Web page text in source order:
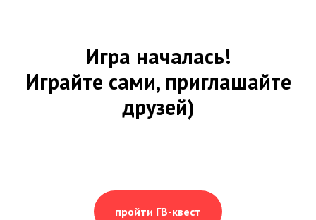
Игра началась!
Играйте сами, приглашайте
друзей)
пройти ГВ-квест